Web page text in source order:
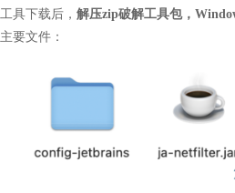
工具下载后， 解压zip破解工具包，
主要文件：